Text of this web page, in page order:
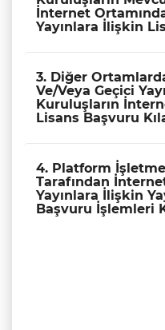
İnternet
Yayınlara İlişkin
3. Diğer
Ve/Veya Geçici
Kuruluşların
Lisans Başvuru
4. Platform
Tarafından
Yayınlara İlişkin
Başvuru İşlemleri